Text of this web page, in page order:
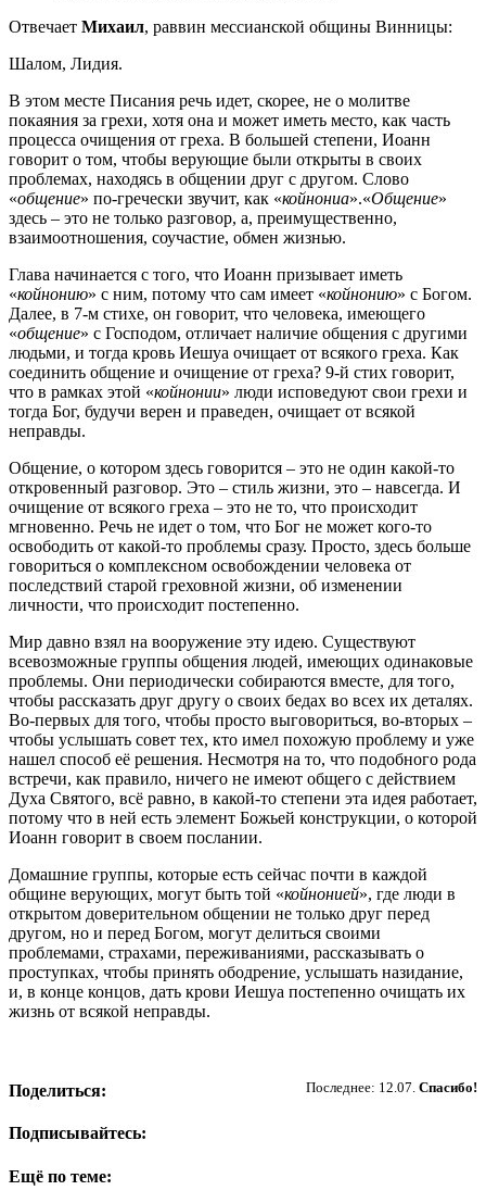
Отвечает Михаил, раввин мессианской общины Винницы:
Шалом, Лидия.
В этом месте Писания речь идет, скорее, не о молитве
покаяния за грехи, хотя она и может иметь место, как часть
процесса очищения от греха. В большей степени, Иоанн
говорит о том, чтобы верующие были открыты в своих
проблемах, находясь в общении друг с другом. Слово
«общение» по-гречески звучит, как «койнониа».«Общение»
здесь – это не только разговор, а, преимущественно,
взаимоотношения, соучастие, обмен жизнью.
Глава начинается с того, что Иоанн призывает иметь
«койнонию» с ним, потому что сам имеет «койнонию» с Богом.
Далее, в 7-м стихе, он говорит, что человека, имеющего
«общение» с Господом, отличает наличие общения с другими
людьми, и тогда кровь Иешуа очищает от всякого греха. Как
соединить общение и очищение от греха? 9-й стих говорит,
что в рамках этой «койнонии» люди исповедуют свои грехи и
тогда Бог, будучи верен и праведен, очищает от всякой
неправды.
Общение, о котором здесь говорится – это не один какой-то
откровенный разговор. Это – стиль жизни, это – навсегда. И
очищение от всякого греха – это не то, что происходит
мгновенно. Речь не идет о том, что Бог не может кого-то
освободить от какой-то проблемы сразу. Просто, здесь больше
говориться о комплексном освобождении человека от
последствий старой греховной жизни, об изменении
личности, что происходит постепенно.
Мир давно взял на вооружение эту идею. Существуют
всевозможные группы общения людей, имеющих одинаковые
проблемы. Они периодически собираются вместе, для того,
чтобы рассказать друг другу о своих бедах во всех их деталях.
Во-первых для того, чтобы просто выговориться, во-вторых –
чтобы услышать совет тех, кто имел похожую проблему и уже
нашел способ её решения. Несмотря на то, что подобного рода
встречи, как правило, ничего не имеют общего с действием
Духа Святого, всё равно, в какой-то степени эта идея работает,
потому что в ней есть элемент Божьей конструкции, о которой
Иоанн говорит в своем послании.
Домашние группы, которые есть сейчас почти в каждой
общине верующих, могут быть той «койнонией», где люди в
открытом доверительном общении не только друг перед
другом, но и перед Богом, могут делиться своими
проблемами, страхами, переживаниями, рассказывать о
проступках, чтобы принять ободрение, услышать назидание,
и, в конце концов, дать крови Иешуа постепенно очищать их
жизнь от всякой неправды.
Последнее: 12.07. Спасибо!
Поделиться:
Подписывайтесь:
Ещё по теме: